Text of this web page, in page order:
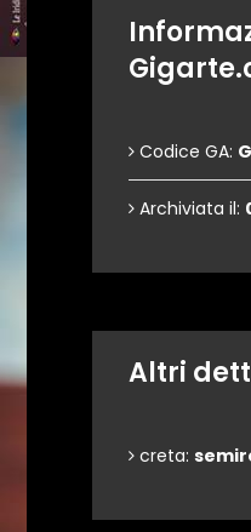
Codice GA:
Archiviata il:
Altri
creta: